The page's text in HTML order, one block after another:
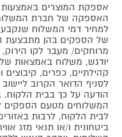
אספקת המוצרים
האספקה של חברת
למחיר דמי המשלוח שנקבע
של הספקים בהן מתבצעת
מרוחקים/ מעבר לקו
יודגש, משלוח באמצאות
קהילתיים, כפרים,
לסניף הדואר הקרוב
הודעה על כך בבית הלקוח.
המשלוחים מטעם הספקים
לבית הלקוח, לרבות
ביטחונית ו/או תנאי מזג